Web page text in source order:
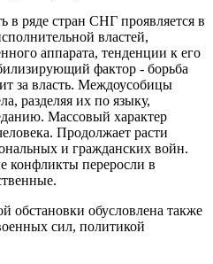
в ряде стран СНГ проявляется в
властей,
аппарата, тенденции к его
фактор - борьба
за власть. Междоусобицы
разделяя их по языку,
Массовый характер
Продолжает расти
и гражданских войн.
конфликты переросли в
обстановки обусловлена также
сил, политикой